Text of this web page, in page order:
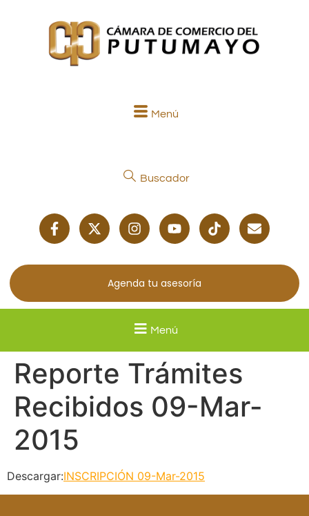
Menú
Buscador
Agenda tu asesoría
Menú
Reporte Trámites
Recibidos 09-Mar-
2015
Descargar:INSCRIPCIÓN 09-Mar-2015